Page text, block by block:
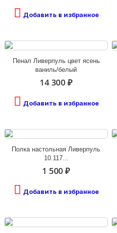
Добавить в избранное
Пенал Ливерпуль цвет ясень
ваниль/белый
14 300 ₽
Добавить в избранное
Полка настольная Ливерпуль
10.117...
1 500 ₽
Добавить в избранное